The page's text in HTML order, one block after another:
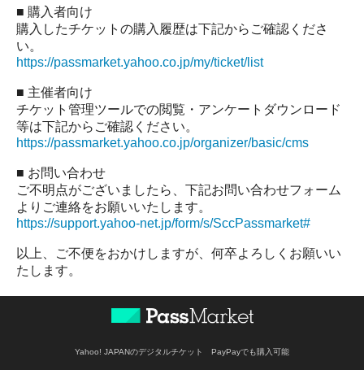
■ 購入者向け
購入したチケットの購入履歴は下記からご確認くださ
い。
https://passmarket.yahoo.co.jp/my/ticket/list
■ 主催者向け
チケット管理ツールでの閲覧・アンケートダウンロード
等は下記からご確認ください。
https://passmarket.yahoo.co.jp/organizer/basic/cms
■ お問い合わせ
ご不明点がございましたら、下記お問い合わせフォーム
よりご連絡をお願いいたします。
https://support.yahoo-net.jp/form/s/SccPassmarket#
以上、ご不便をおかけしますが、何卒よろしくお願いい
たします。
Yahoo! JAPANのデジタルチケット PayPayでも購入可能